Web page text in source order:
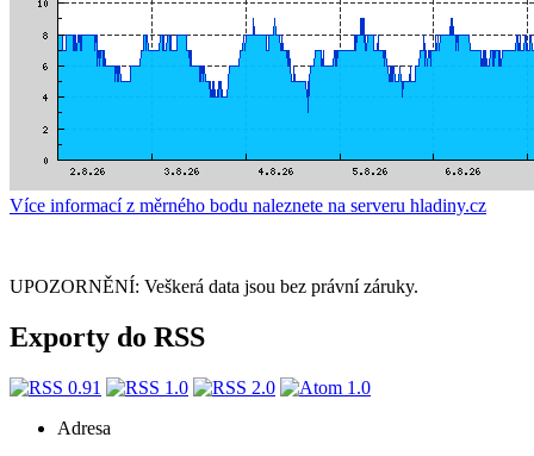
Více informací z měrného bodu naleznete na serveru hladiny.cz
UPOZORNĚNÍ: Veškerá data jsou bez právní záruky.
Exporty do RSS
Adresa